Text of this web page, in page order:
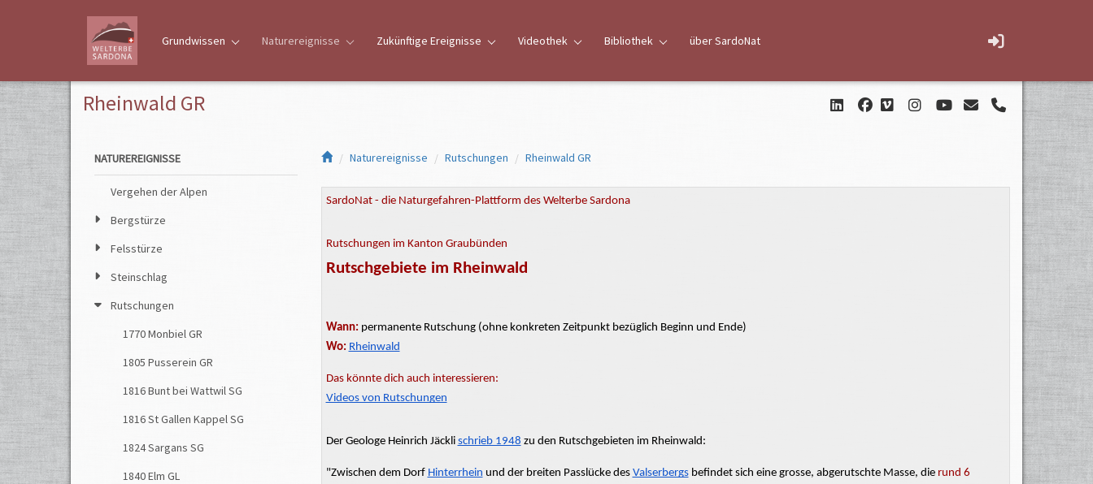
Grundwissen Naturereignisse Zukünftige Ereignisse Videothek Bibliothek über SardoNat
Rheinwald GR
Naturereignisse Rutschungen Rheinwald GR
SardoNat - die Naturgefahren-Plattform des Welterbe Sardona
Rutschungen im Kanton Graubünden
Rutschgebiete im Rheinwald
Wann: permanente Rutschung (ohne konkreten Zeitpunkt bezüglich Beginn und Ende)
Wo: Rheinwald
Das könnte dich auch interessieren:
Videos von Rutschungen
Der Geologe Heinrich Jäckli schrieb 1948 zu den Rutschgebieten im Rheinwald:
"Zwischen dem Dorf Hinterrhein und der breiten Passlücke des Valserbergs befindet sich eine grosse, abgerutschte Masse, die rund 6
NATUREREIGNISSE
Vergehen der Alpen
Bergstürze
Felsstürze
Steinschlag
Rutschungen
1770 Monbiel GR
1805 Pusserein GR
1816 Bunt bei Wattwil SG
1816 St Gallen Kappel SG
1824 Sargans SG
1840 Elm GL